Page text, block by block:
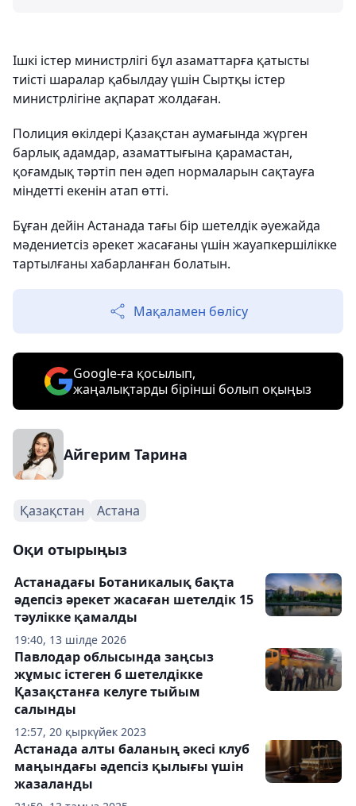
Ішкі істер министрлігі бұл азаматтарға қатысты
тиісті шаралар қабылдау үшін Сыртқы істер
министрлігіне ақпарат жолдаған.
Полиция өкілдері Қазақстан аумағында жүрген
барлық адамдар, азаматтығына қарамастан,
қоғамдық тәртіп пен әдеп нормаларын сақтауға
міндетті екенін атап өтті.
Бұған дейін Астанада тағы бір шетелдік әуежайда
мәдениетсіз әрекет жасағаны үшін жауапкершілікке
тартылғаны хабарланған болатын.
Мақаламен бөлісу
Google-ға қосылып,
жаңалықтарды бірінші болып оқыңыз
Айгерим Тарина
Қазақстан Астана
Оқи отырыңыз
19:40, 13 шілде 2026
Астанадағы Ботаникалық бақта
әдепсіз әрекет жасаған шетелдік 15
тәулікке қамалды
12:57, 20 қыркүйек 2023
Павлодар облысында заңсыз
жұмыс істеген 6 шетелдікке
Қазақстанға келуге тыйым
салынды
Астанада алты баланың әкесі клуб
маңындағы әдепсіз қылығы үшін
жазаланды